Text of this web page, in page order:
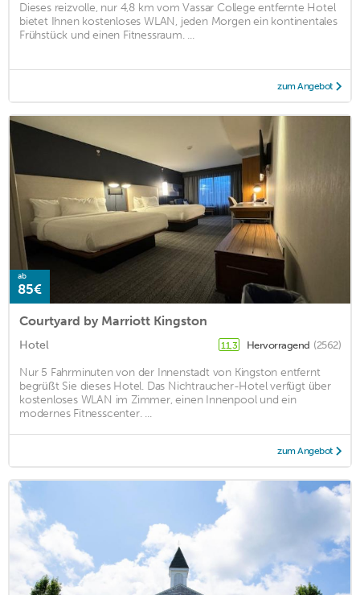
Dieses reizvolle, nur 4,8 km vom Vassar College entfernte Hotel
bietet Ihnen kostenloses WLAN, jeden Morgen ein kontinentales
Frühstück und einen Fitnessraum. ...
zum Angebot
ab
85€
Courtyard by Marriott Kingston
Hotel 11,3 Hervorragend (2562)
Nur 5 Fahrminuten von der Innenstadt von Kingston entfernt
begrüßt Sie dieses Hotel. Das Nichtraucher-Hotel verfügt über
kostenloses WLAN im Zimmer, einen Innenpool und ein
modernes Fitnesscenter. ...
zum Angebot